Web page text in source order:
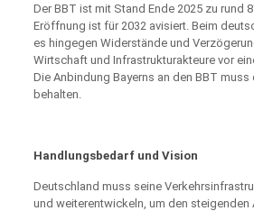
Der BBT ist mit Stand Ende 2025 zu rund
Eröffnung ist für 2032 avisiert. Beim
es hingegen Widerstände und
Wirtschaft und Infrastrukturakteure vor
Die Anbindung Bayerns an den BBT
behalten.
Handlungsbedarf und Vision
Deutschland muss seine
und weiterentwickeln, um den steigenden